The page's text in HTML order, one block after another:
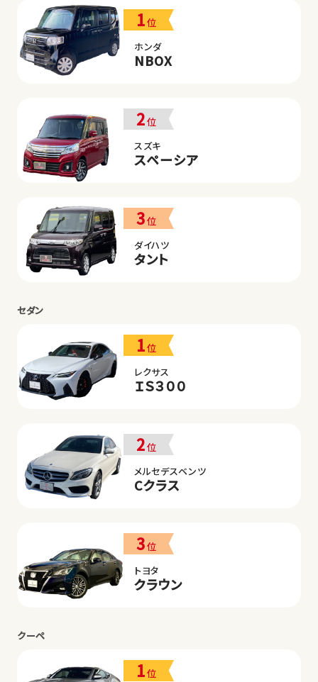
1位
ホンダ
NBOX
2位
スズキ
スペーシア
3位
ダイハツ
タント
セダン
1位
レクサス
ＩＳ３００
2位
メルセデスベンツ
Cクラス
3位
トヨタ
クラウン
クーペ
1位